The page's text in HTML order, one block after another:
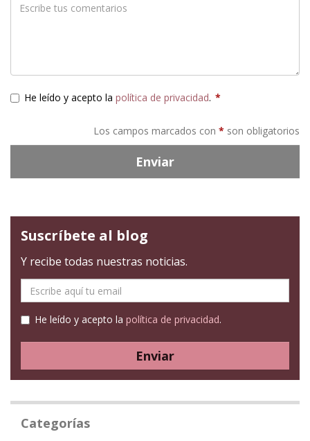
He leído y acepto la política de privacidad. *
Los campos marcados con * son obligatorios
Enviar
Suscríbete al blog
Y recibe todas nuestras noticias.
mail
He leído y acepto la política de privacidad.
Enviar
Categorías